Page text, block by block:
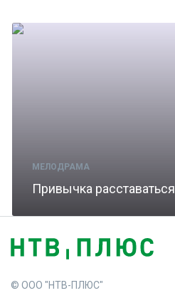
МЕЛОДРАМА
Привычка расставаться
© ООО "НТВ-ПЛЮС"